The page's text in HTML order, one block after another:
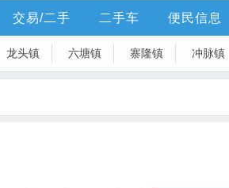
交易/二手 二手车 便民信息
龙头镇 六塘镇 寨隆镇 冲脉镇